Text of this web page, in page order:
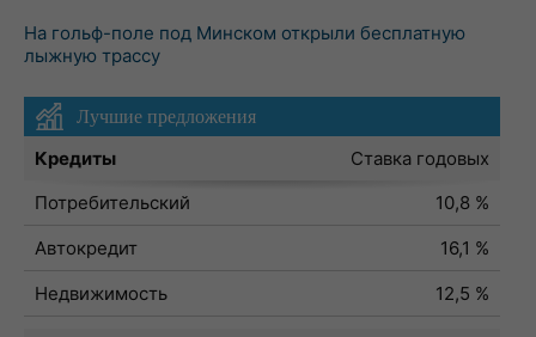
На гольф-поле под Минском открыли бесплатную
лыжную трассу
Лучшие предложения
Кредиты
Ставка годовых
Потребительский
10,8 %
Автокредит
16,1 %
Недвижимость
12,5 %